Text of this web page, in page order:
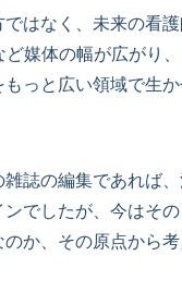
はなく、未来の看
媒体の幅が広がり
っと広い領域で生
誌の編集であれば
でしたが、今はそ
か、その原点から